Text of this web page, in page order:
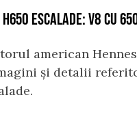
H650 ESCALADE: V8 CU
american
și detalii